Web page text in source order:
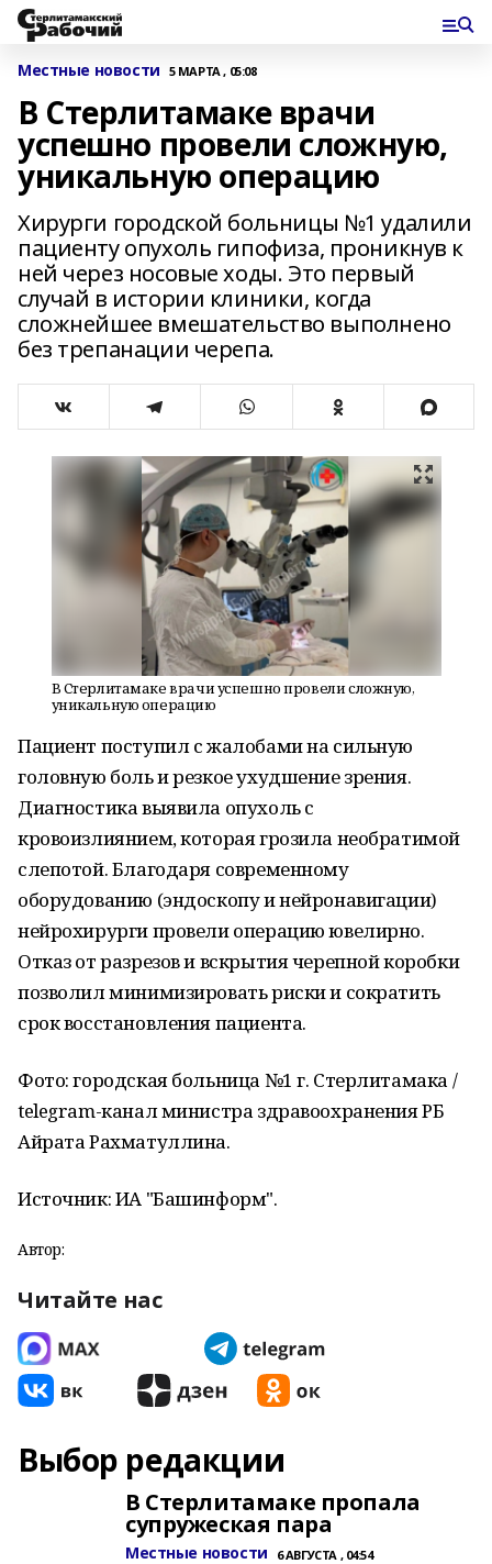
Местные новости 5 МАРТА , 05:08
В Стерлитамаке врачи
успешно провели сложную,
уникальную операцию
Хирурги городской больницы №1 удалили
пациенту опухоль гипофиза, проникнув к
ней через носовые ходы. Это первый
случай в истории клиники, когда
сложнейшее вмешательство выполнено
без трепанации черепа.
В Стерлитамаке врачи успешно провели сложную,
уникальную операцию
Пациент поступил с жалобами на сильную
головную боль и резкое ухудшение зрения.
Диагностика выявила опухоль с
кровоизлиянием, которая грозила необратимой
слепотой. Благодаря современному
оборудованию (эндоскопу и нейронавигации)
нейрохирурги провели операцию ювелирно.
Отказ от разрезов и вскрытия черепной коробки
позволил минимизировать риски и сократить
срок восстановления пациента.
Фото: городская больница №1 г. Стерлитамака /
telegram-канал министра здравоохранения РБ
Айрата Рахматуллина.
Источник: ИА "Башинформ".
Автор:
Читайте нас
Выбор редакции
В Стерлитамаке пропала
супружеская пара
Местные новости 6 АВГУСТА , 04:54